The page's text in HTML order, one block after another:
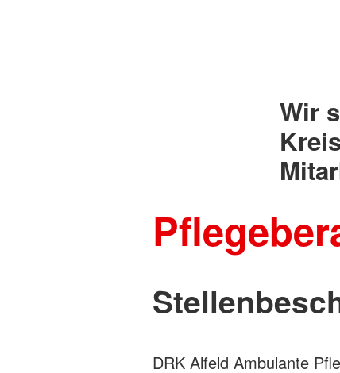
Wir
DRK Alfeld Ambulante